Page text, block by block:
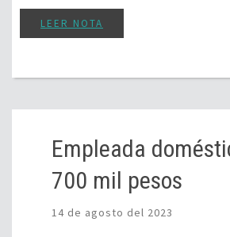
LEER NOTA
Empleada
700 mil pesos
14 de agosto del 2023